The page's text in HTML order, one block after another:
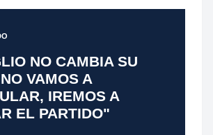
NO CAMBIA SU
VAMOS A
IREMOS A
EL PARTIDO"